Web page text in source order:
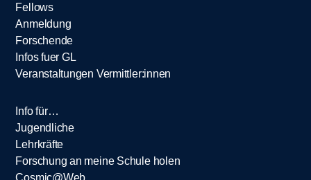
Fellows
Anmeldung
Forschende
Infos fuer GL
Veranstaltungen Vermittler:innen
Info für…
Jugendliche
Lehrkräfte
Forschung an meine Schule holen
Cosmic@Web